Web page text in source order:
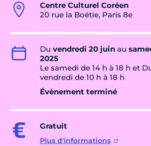
Centre Culturel Coréen
20 rue la Boétie, Paris 8e
Du vendredi 20 juin au
2025
Le samedi de 14 h à 18 h et
vendredi de 10 h à 18 h
Évènement terminé
Gratuit
Plus d'informations